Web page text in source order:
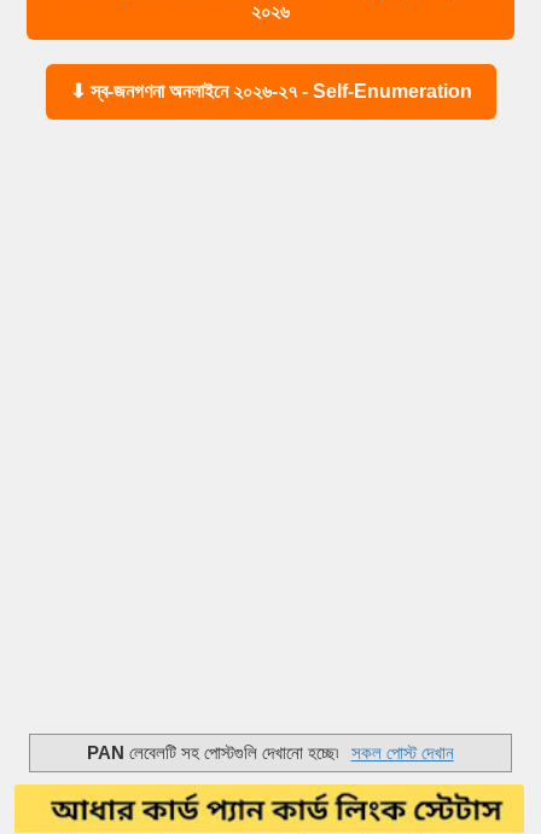
২০২৬
⬇ স্ব-জনগণনা অনলাইনে ২০২৬-২৭ - Self-Enumeration
PAN লেবেলটি সহ পোস্টগুলি দেখানো হচ্ছে৷ সকল পোস্ট দেখান